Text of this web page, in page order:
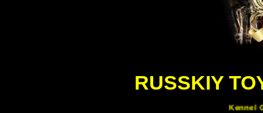
RUSSKIY
Kennel